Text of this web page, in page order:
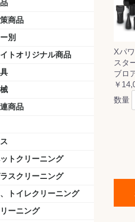
商品
鹸
別
ィ
エス 樹脂ワッ
下地剤
ドライメ
脂仕上げ
水性・半
油性ワッ
特殊用途
ニュート
ステム
天然石材
コンクリ
木床用ワ
床用クリ
剥離剤
植物油用
鉱物油用
その他
ワックス 樹脂ワッ
水性・半
下地剤
特殊用途
ドライメ
脂ワック
クリーナ
ハクリ剤
石材床用
木床用商
日常管理
工業
化学（旧：スイショウ
学
事
ムジャパン
イド
クス
パック
ー
グローブ
ス
ー
トオリジナル商品
ジクリーナー
用クリーナー
スモップ
スiL
び関連品 ワンタッチ
水切りドラ
その他アタ
(ワンタッチ
関連商品
ワックス塗
ロア用ダストモップ
ドライバ
アップラ
コードレ
機
ト用マシン
ャー 階段用
スタンダ
高速回転
ハンディ
関連商品
ャー・自動床洗浄機用
紙パック
商品
ート
レット
ンガー
ード
ト汚染度計
洗浄剤
クス
ックス
ング用
ックス
クス
トクリーニング
スクリーニング
イパー
ー(ウオッシャー)
クイジー
ルダー うろこ取り
所作業
トイレクリーニング
剤
去剤
まり除去剤
臭剤
ーニング
Xパ
スタ
ブロ
￥
数量